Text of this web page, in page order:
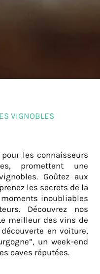
VIGNOBLES
les connaisseurs
promettent une
Goûtez aux
les secrets de la
inoubliables
Découvrez nos
meilleur des vins de
en voiture,
un week-end
caves réputées.